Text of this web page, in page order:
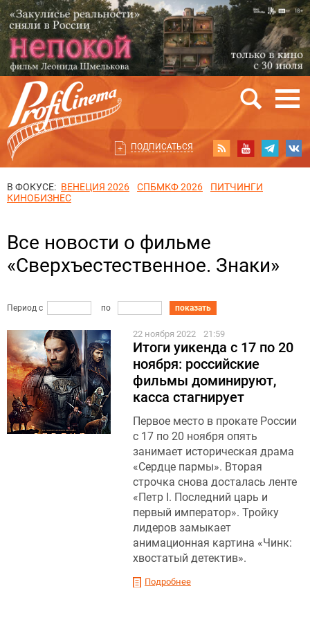
ПОДПИСАТЬСЯ
В ФОКУСЕ: ВЕНЕЦИЯ 2026 СПБМКФ 2026
ПИТЧИНГИ
КИНОБИЗНЕС
Все новости о фильме
«Сверхъестественное. Знаки»
Период с по показать
22 ноября 2022 21:59
Итоги уикенда с 17 по 20
ноября: российские
фильмы доминируют,
касса стагнирует
Первое место в прокате России
c 17 по 20 ноября опять
занимает историческая драма
«Сердце пармы». Вторая
строчка снова досталась ленте
«Петр I. Последний царь и
первый император». Тройку
лидеров замыкает
анимационная картина «Чинк:
хвостатый детектив».
Подробнее